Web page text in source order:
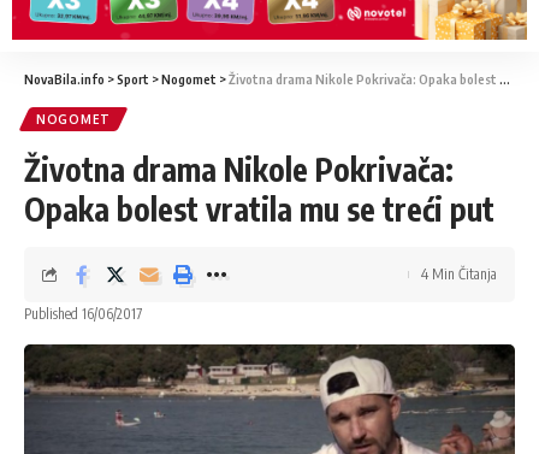
NovaBila.info >Sport >Nogomet >Životna drama Nikole Pokrivača: Opaka bolest vratila mu se treći put
NOGOMET
Životna drama Nikole Pokrivača:
Opaka bolest vratila mu se treći put
Published 16/06/2017
4 Min Čitanja